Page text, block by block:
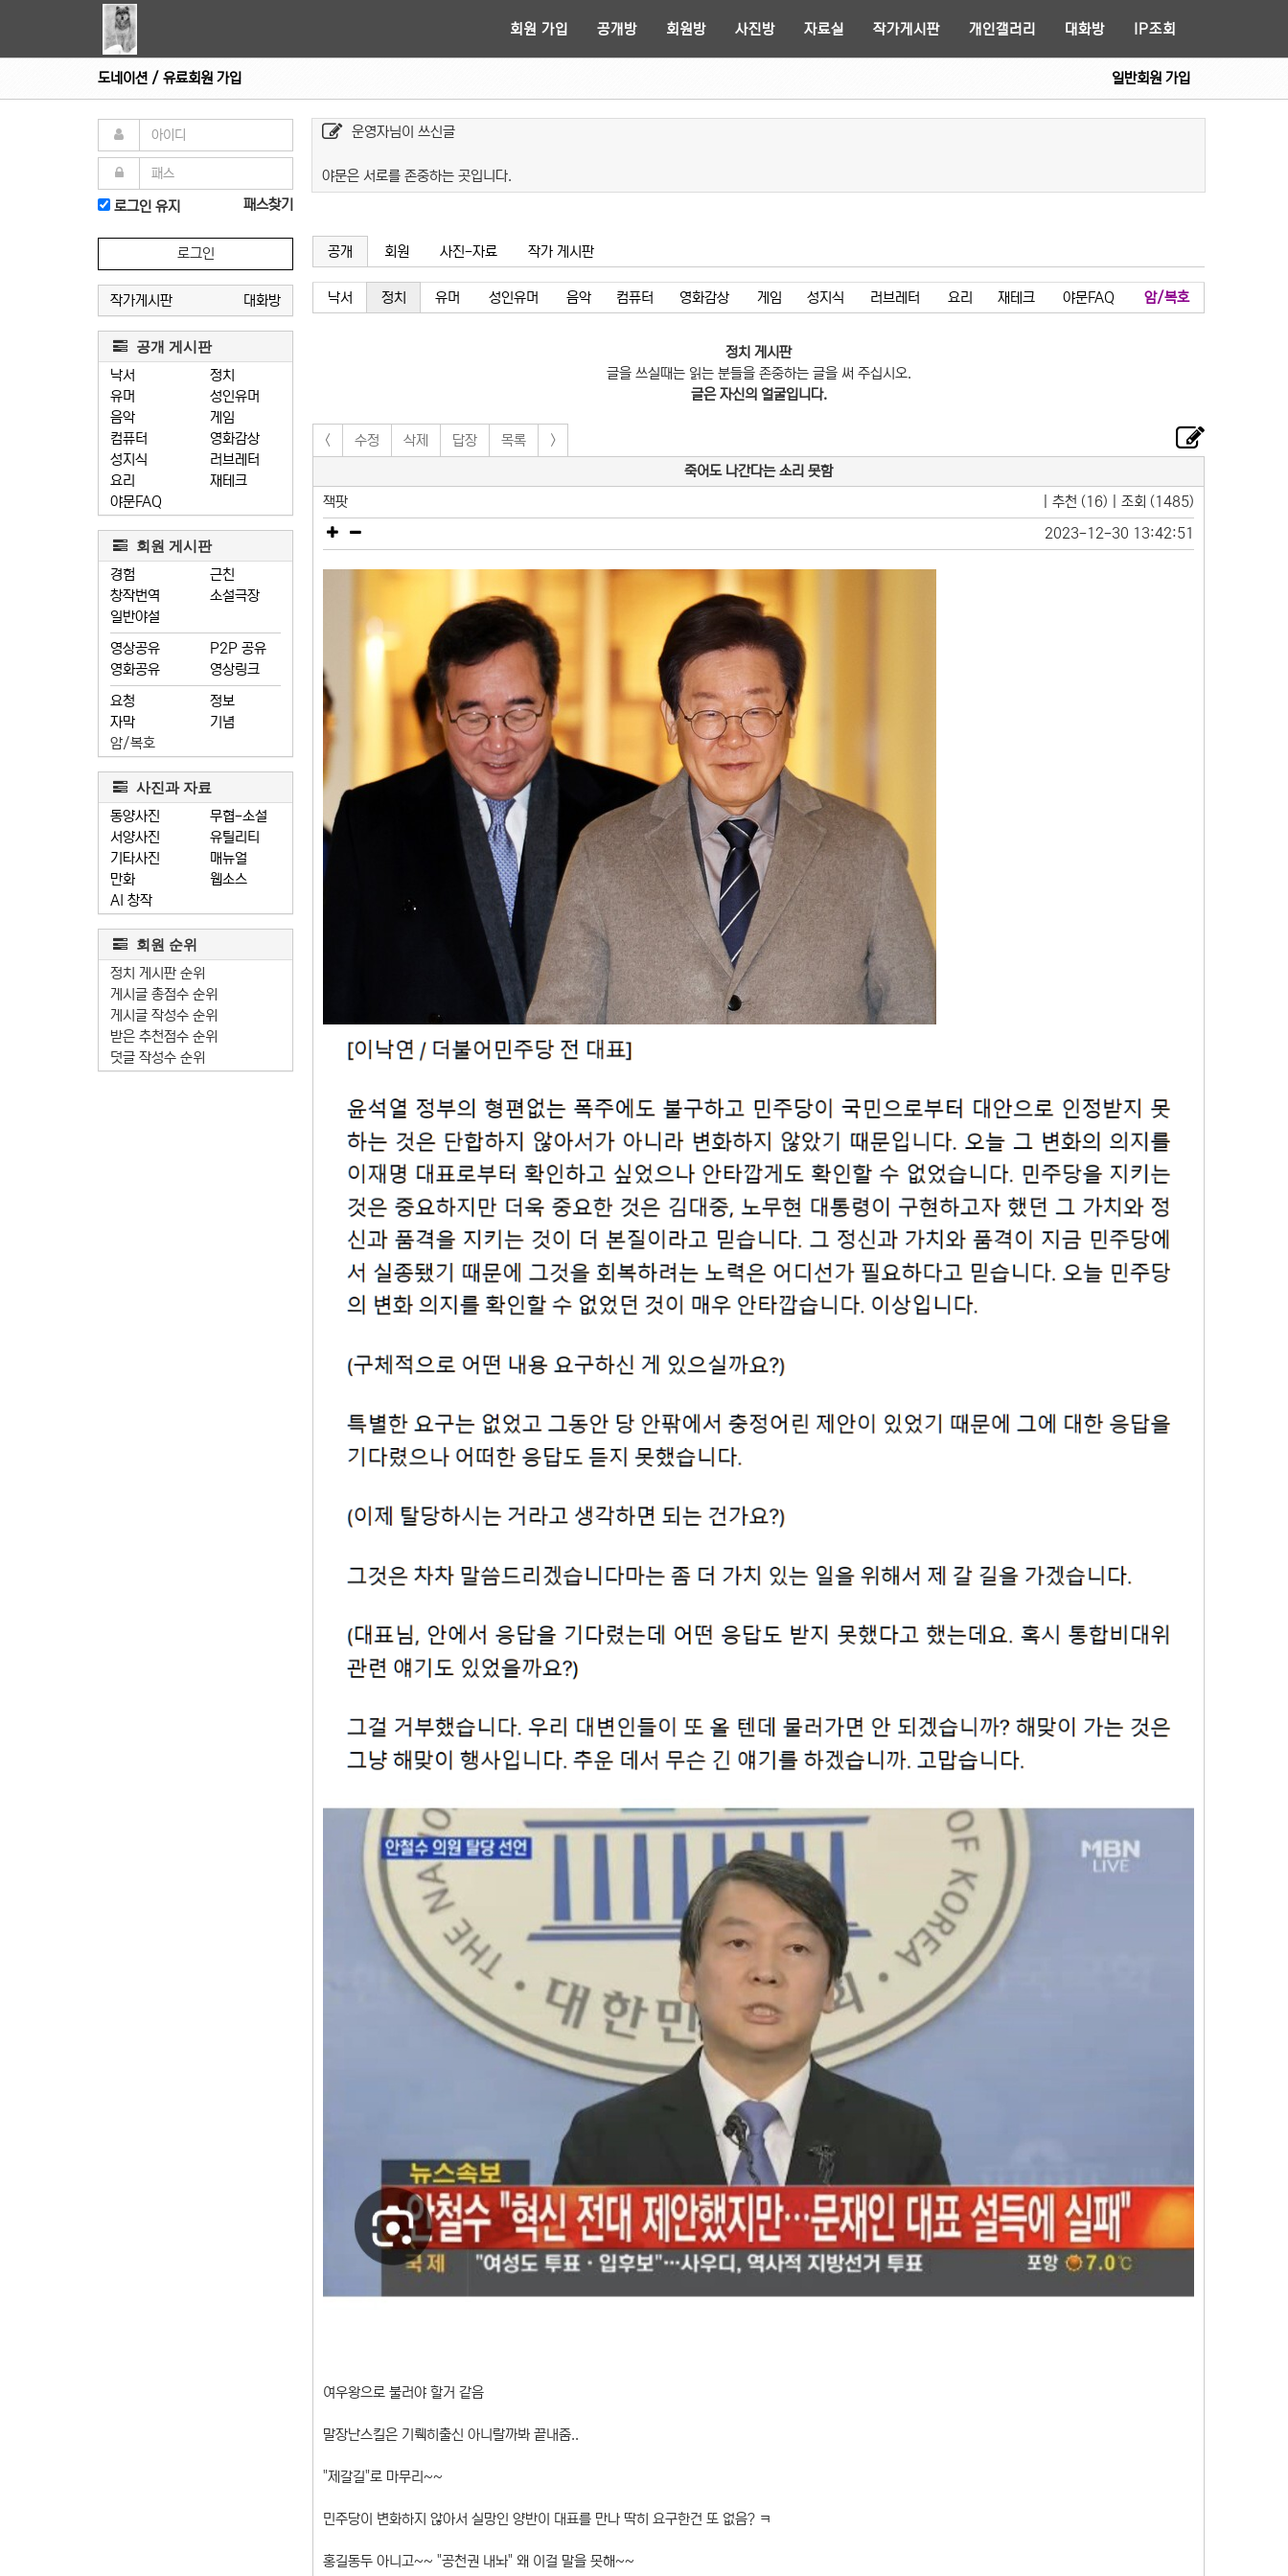
회원 가입 공개방 회원방 사진방 자료실 작가게시판 개인갤러리 대화방 IP조회
도네이션 / 유료회원 가입 일반회원 가입
로그인 유지 패스찾기
로그인
작가게시판 대화방
공개 게시판
낙서
유머
음악
컴퓨터
성지식
요리
야문FAQ
정치
성인유머
게임
영화감상
러브레터
재테크
회원 게시판
경험
창작번역
일반야설
근친
소설극장
영상공유
영화공유
P2P 공유
영상링크
요청
자막
정보
기념
암/복호
사진과 자료
동양사진
서양사진
기타사진
만화
AI 창작
무협-소설
유틸리티
매뉴얼
웹소스
회원 순위
정치 게시판 순위
게시글 총점수 순위
게시글 작성수 순위
받은 추천점수 순위
덧글 작성수 순위
운영자님이 쓰신글
야문은 서로를 존중하는 곳입니다.
공개 회원 사진-자료 작가 게시판
낙서 정치 유머 성인유머 음악 컴퓨터 영화감상 게임 성지식 러브레터 요리 재테크 야문FAQ 암/복호
정치 게시판
글을 쓰실때는 읽는 분들을 존중하는 글을 써 주십시오.
글은 자신의 얼굴입니다.
< 수정 삭제 답장 목록
>
죽어도 나간다는 소리 못함
잭팟
| 추천 (16) | 조회 (1485)
2023-12-30 13:42:51
여우왕으로 불러야 할거 같음
말장난스킬은 기뤡히출신 아니랄까봐 끝내줌..
"제갈길"로 마무리~~
민주당이 변화하지 않아서 실망인 양반이 대표를 만나 딱히 요구한건 또 없음? ㅋ
홍길동두 아니고~~ "공천권 내놔" 왜 이걸 말을 못해~~